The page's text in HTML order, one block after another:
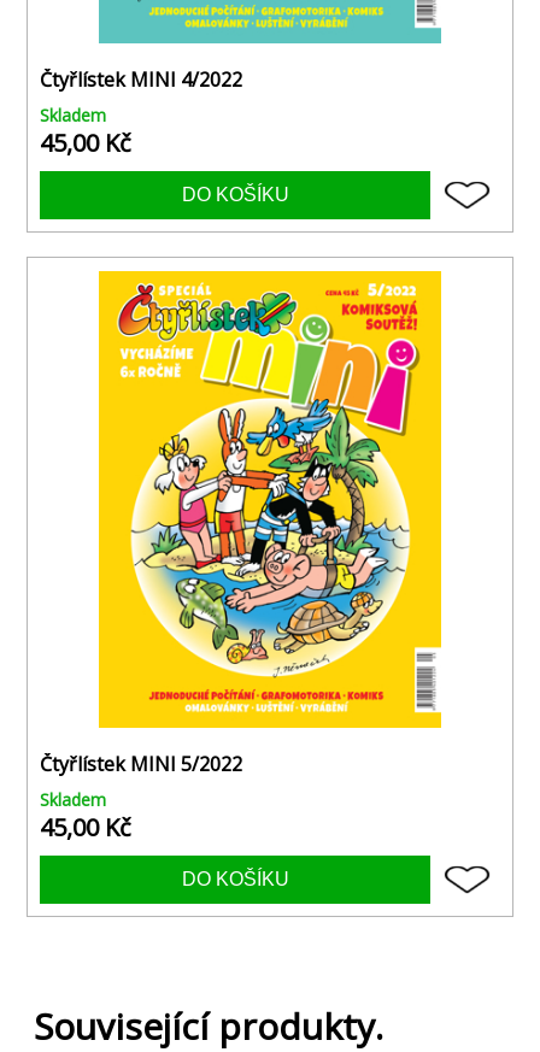
Čtyřlístek MINI 4/2022
Skladem
45,00 Kč
Čtyřlístek MINI 5/2022
Skladem
45,00 Kč
Související produkty.